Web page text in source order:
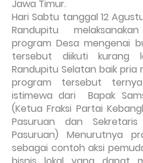
Jawa Timur.
Hari Sabtu tanggal 12
Randupitu
program Desa mengenai
tersebut diikuti kurang
Randupitu Selatan baik
program tersebut
istimewa dari
Bapak
(Ketua Fraksi Partai
Pasuruan dan
Pasuruan) Menurutnya
sebagai contoh aksi